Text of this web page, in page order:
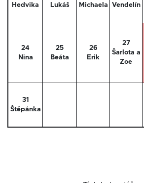
Hedvika
Lukáš
Michaela
Vendelín
24
Nina
25
Beáta
26
Erik
27
Šarlota a
Zoe
31
Štěpánka